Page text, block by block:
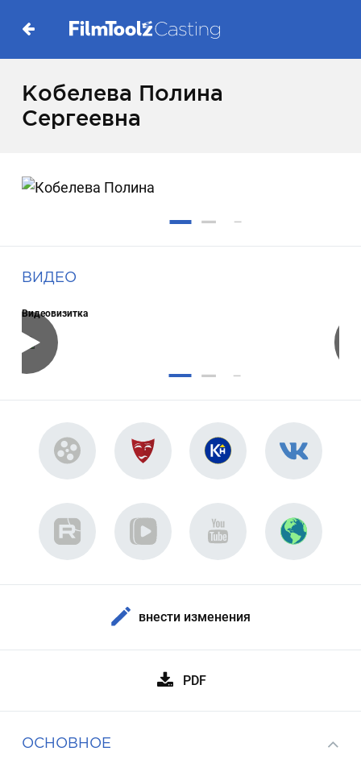
Кобелева Полина
Сергеевна
ВИДЕО
Видеовизитка
внести изменения
PDF
ОСНОВНОЕ